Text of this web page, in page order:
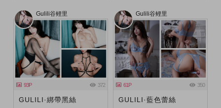
Gulili谷鲤里
93P 372
GULILI·綁帶黑絲
Gulili谷鲤里
61P 350
GULILI·藍色蕾絲